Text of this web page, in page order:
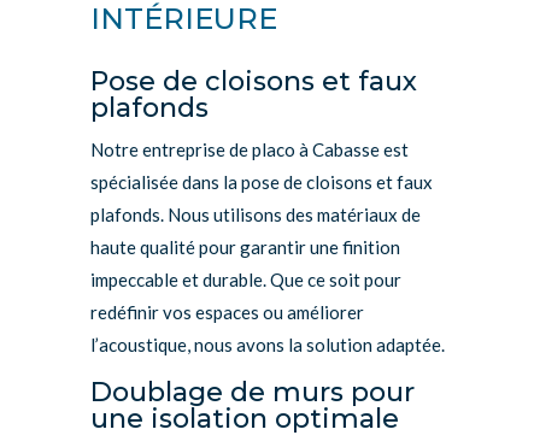
INTÉRIEURE
Pose de cloisons et faux
plafonds
Notre entreprise de placo à Cabasse est
spécialisée dans la pose de cloisons et faux
plafonds. Nous utilisons des matériaux de
haute qualité pour garantir une finition
impeccable et durable. Que ce soit pour
redéfinir vos espaces ou améliorer
l’acoustique, nous avons la solution adaptée.
Doublage de murs pour
une isolation optimale